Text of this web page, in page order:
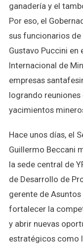
ganadería y el
Por eso, el
sus funcionarios
Gustavo Puccini en
Internacional de
empresas
logrando
yacimientos
Hace unos días, el
Guillermo Beccani
la sede central de
de Desarrollo de
gerente de Asuntos
fortalecer la
y abrir nuevas
estratégicos como